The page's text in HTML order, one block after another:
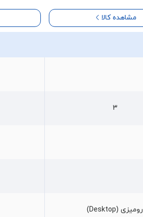
مشاهده کالا
3
رومیزی (Desktop)